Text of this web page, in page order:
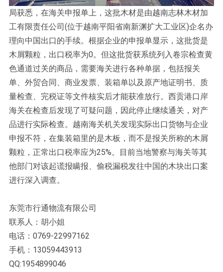
局获悉，在海关申报单上，这批木材是由越南志林木材加
工有限责任公司(位于越南平阳省南新渊扩大工业区)企名办
理向中国出口的手续。根据企业的申报单显示，这批货是
木屑颗粒，出口税率为0。但这批货获系统列入卷宗检查黄
色通道过关的商品，需要海关进行各种单据，包括报关
单、外贸合同、商业发票、装箱单以及原产地证明书、质
量检查、完税证等文件核实后才能获准放行。西贡港口岸
海关在检查后发现了可疑问题，因此停止继续通关，对产
品进行实际检查。越南海关机关发现实际出口货物与企业
申报不符，在集装箱里的是木板，而不是报关所称的木屑
颗粒，正常出口税率应为25%。目前当地警察与海关等其
他部门对该起谎报瞒报、偷税漏税发往中国的木块出口案
进行深入调查。
东莞市行通物流有限公司
联系人：胡小姐
电话：0769-22997162
手机：13059443913
QQ:1954899046